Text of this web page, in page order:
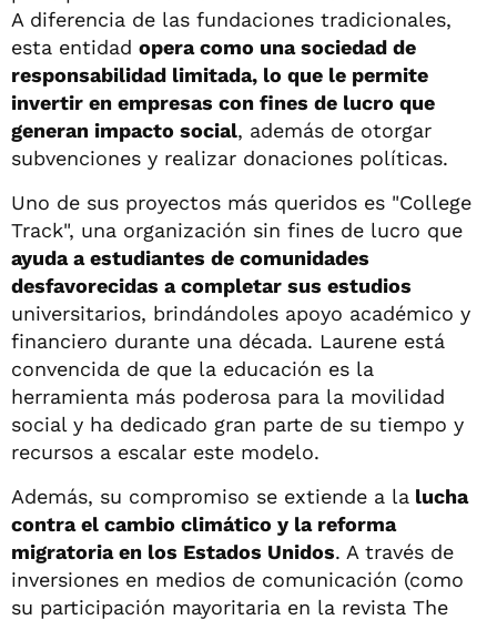
A diferencia de las fundaciones tradicionales,
esta entidad opera como una sociedad de
responsabilidad limitada, lo que le permite
invertir en empresas con fines de lucro que
generan impacto social, además de otorgar
subvenciones y realizar donaciones políticas.
Uno de sus proyectos más queridos es "College
Track", una organización sin fines de lucro que
ayuda a estudiantes de comunidades
desfavorecidas a completar sus estudios
universitarios, brindándoles apoyo académico y
financiero durante una década. Laurene está
convencida de que la educación es la
herramienta más poderosa para la movilidad
social y ha dedicado gran parte de su tiempo y
recursos a escalar este modelo.
Además, su compromiso se extiende a la lucha
contra el cambio climático y la reforma
migratoria en los Estados Unidos. A través de
inversiones en medios de comunicación (como
su participación mayoritaria en la revista The